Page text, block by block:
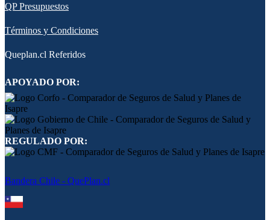
QP Presupuestos
Términos y Condiciones
Queplan.cl Referidos
APOYADO POR:
REGULADO POR:
Bandera Chile - QuePlan.cl